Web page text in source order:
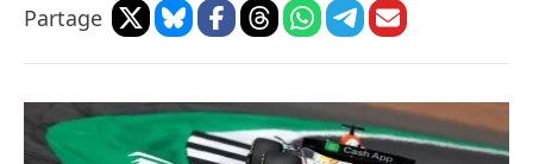
Partage